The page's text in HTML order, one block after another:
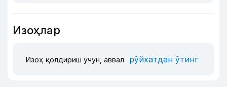
Изоҳлар
Изоҳ қолдириш учун, аввал рўйхатдан ўтинг